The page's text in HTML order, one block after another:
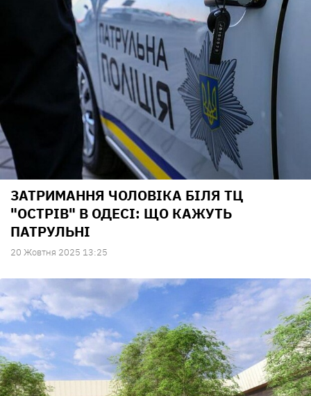
ЗАТРИМАННЯ ЧОЛОВІКА БІЛЯ ТЦ
"ОСТРІВ" В ОДЕСІ: ЩО КАЖУТЬ
ПАТРУЛЬНІ
20 Жовтня 2025 13:25